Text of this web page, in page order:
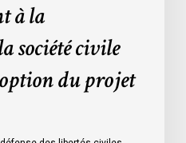
à la
société civile
du projet